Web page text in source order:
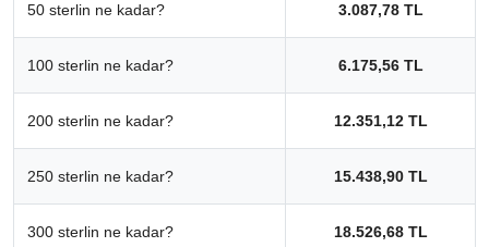
50 sterlin ne kadar? 3.087,78 TL
100 sterlin ne kadar? 6.175,56 TL
200 sterlin ne kadar? 12.351,12 TL
250 sterlin ne kadar? 15.438,90 TL
300 sterlin ne kadar? 18.526,68 TL